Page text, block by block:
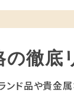
の徹底
ンド品や貴金